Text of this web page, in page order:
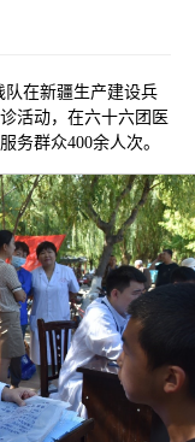
队在新疆生产建设兵
活动，在六十六团医
务群众400余人次。